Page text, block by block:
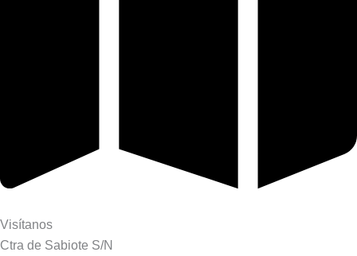
Visítanos
Ctra de Sabiote S/N